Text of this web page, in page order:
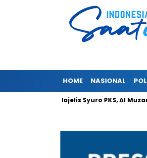
HOME NASIONAL
Pimpin Majelis Syuro PKS, Al Muzammil